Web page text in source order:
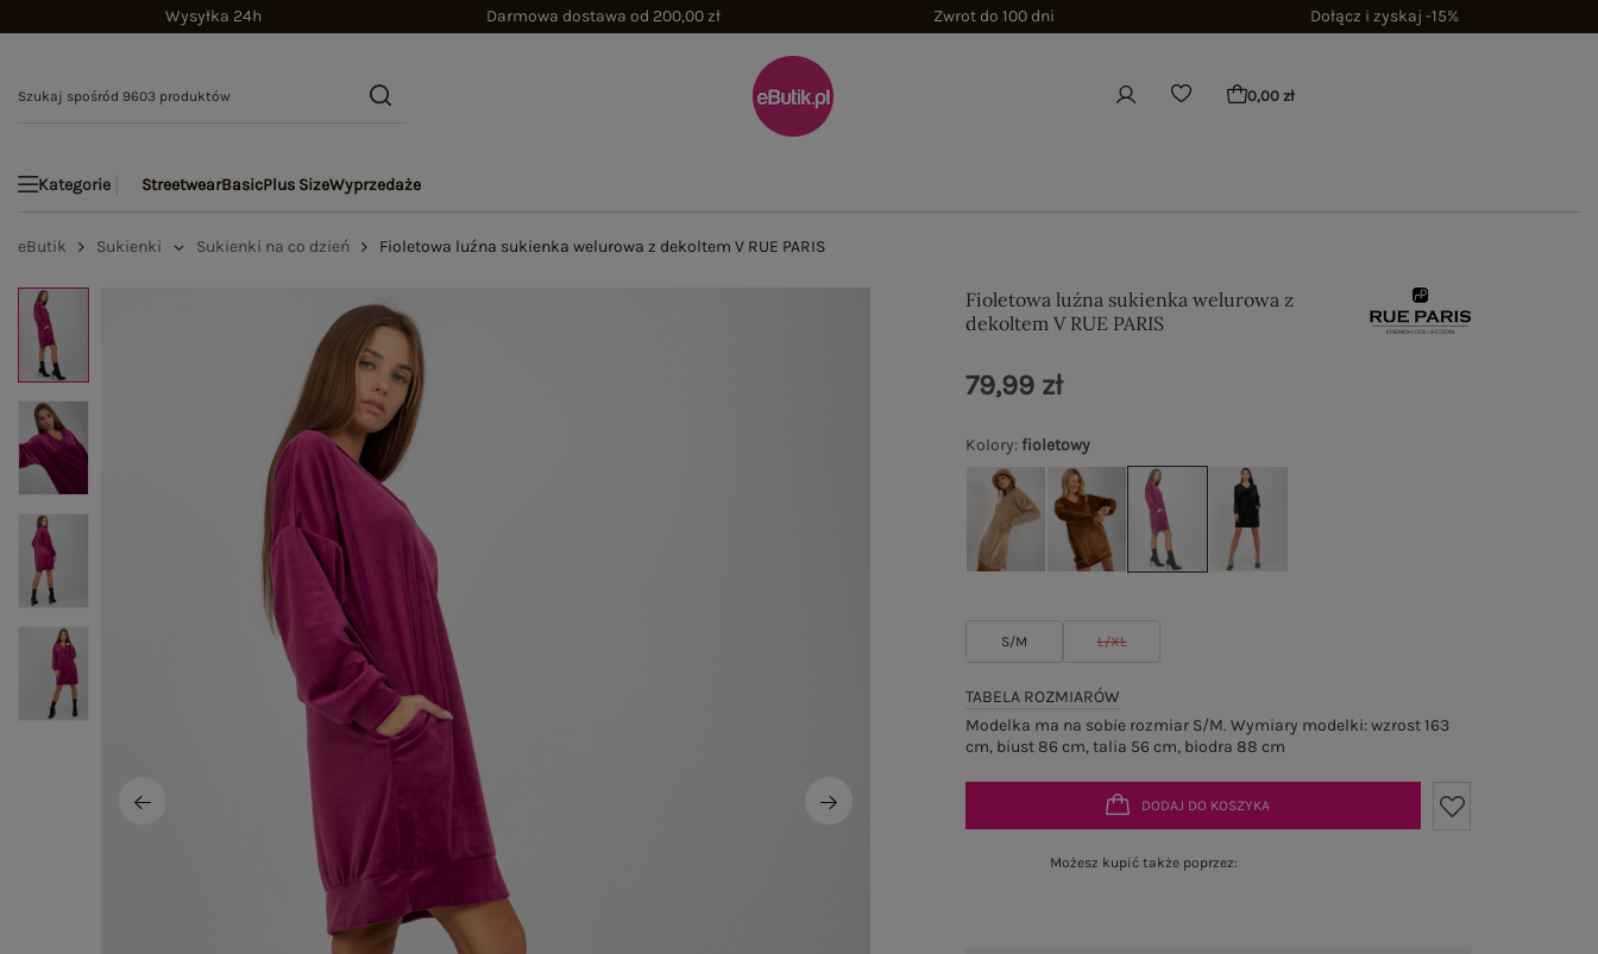
Wysyłka 24h Darmowa dostawa od 200,00 zł Zwrot do 100 dni Dołącz i zyskaj -15%
0,00 zł
Kategorie StreetwearBasicPlus SizeWyprzedaże
eButik Sukienki Sukienki na co dzień Fioletowa luźna sukienka welurowa z dekoltem V RUE PARIS
Fioletowa luźna sukienka welurowa z
dekoltem V RUE PARIS
Kolory:fioletowy
S/M L/XL
TABELA ROZMIARÓW
Modelka ma na sobie rozmiar S/M. Wymiary modelki: wzrost 163
cm, biust 86 cm, talia 56 cm, biodra 88 cm
79,99 zł
DODAJ DO KOSZYKA
Możesz kupić także poprzez: